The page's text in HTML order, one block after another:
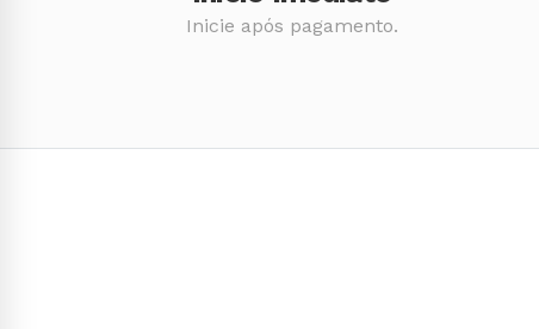
Inicie após pagamento.